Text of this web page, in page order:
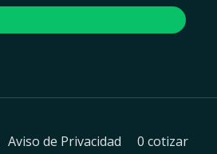
Aviso de Privacidad 0 cotizar